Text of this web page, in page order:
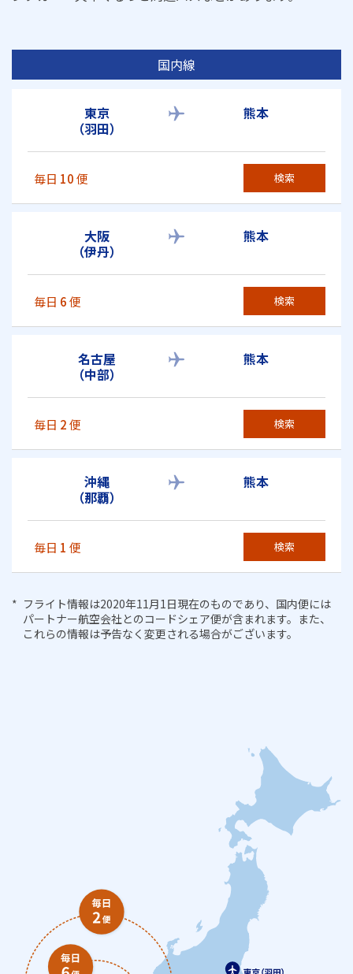
国内線
東京
（羽田）
熊本
毎日 10便 検索
大阪
（伊丹）
熊本
毎日 6便 検索
名古屋
（中部）
熊本
毎日 2便 検索
沖縄
（那覇）
熊本
毎日 1 便 検索
フライト情報は2020年11月1日現在のものであり、国内便には
パートナー航空会社とのコードシェア便が含まれます。また、
これらの情報は予告なく変更される場合がございます。